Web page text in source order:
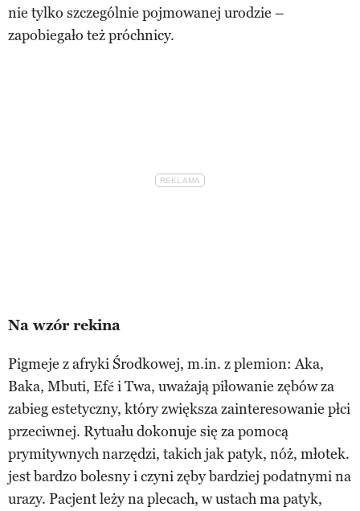
nie tylko szczególnie pojmowanej urodzie –
zapobiegało też próchnicy.
Na wzór rekina
Pigmeje z afryki Środkowej, m.in. z plemion: Aka,
Baka, Mbuti, Efé i Twa, uważają piłowanie zębów za
zabieg estetyczny, który zwiększa zainteresowanie płci
przeciwnej. Rytuału dokonuje się za pomocą
prymitywnych narzędzi, takich jak patyk, nóż, młotek.
jest bardzo bolesny i czyni zęby bardziej podatnymi na
urazy. Pacjent leży na plecach, w ustach ma patyk,